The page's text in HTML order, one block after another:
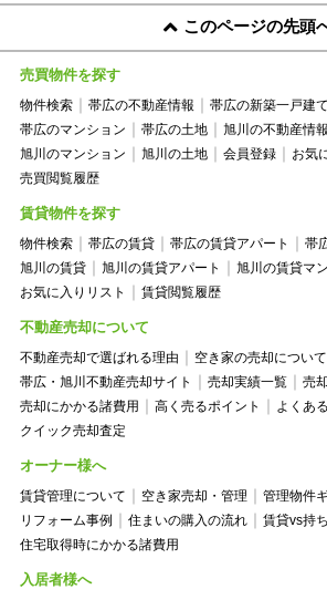
このページの先頭
売買物件を探す
物件検索 帯広の不動産情報 帯広の新築一戸建て
帯広のマンション
帯広の土地 旭川の不動産情報
旭川のマンション
旭川の土地 会員登録
お気
売買閲覧履歴
賃貸物件を探す
物件検索 帯広の賃貸 帯広の賃貸アパート
帯
旭川の賃貸
旭川の賃貸アパート
旭川の賃貸マ
お気に入りリスト
賃貸閲覧履歴
不動産売却について
不動産売却で選ばれる理由
空き家の売却について
帯広・旭川不動産売却サイト
売却実績一覧
売
売却にかかる諸費用
高く売るポイント
よくあ
クイック売却査定
オーナー様へ
賃貸管理について 空き家売却・管理
管理物件
リフォーム事例
住まいの購入の流れ
賃貸vs持
住宅取得時にかかる諸費用
入居者様へ